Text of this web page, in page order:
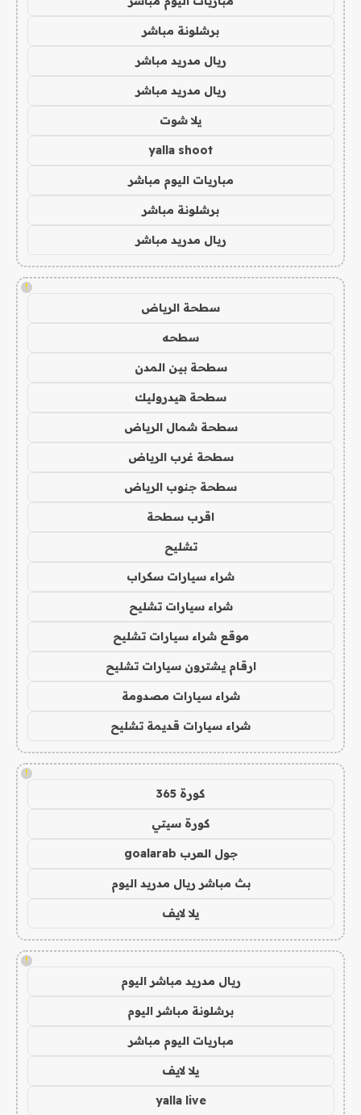
برشلونة مباشر
ريال مدريد مباشر
ريال مدريد مباشر
يلا شوت
yalla shoot
مباريات اليوم مباشر
برشلونة مباشر
ريال مدريد مباشر
!
سطحة الرياض
سطحه
سطحة بين المدن
سطحة هيدروليك
سطحة شمال الرياض
سطحة غرب الرياض
سطحة جنوب الرياض
اقرب سطحة
تشليح
شراء سيارات سكراب
شراء سيارات تشليح
موقع شراء سيارات تشليح
ارقام يشترون سيارات تشليح
شراء سيارات مصدومة
شراء سيارات قديمة تشليح
!
كورة 365
كورة سيتي
جول العرب goalarab
بث مباشر ريال مدريد اليوم
يلا لايف
!
ريال مدريد مباشر اليوم
برشلونة مباشر اليوم
مباريات اليوم مباشر
يلا لايف
yalla live